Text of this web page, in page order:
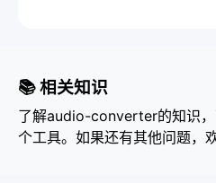
📚 相关知识
了解audio-converter的知识
个工具。如果还有其他问题，